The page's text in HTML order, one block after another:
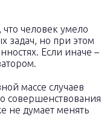
что человек умело
задач, но при этом
Если иначе –
массе случаев
совершенствования
не думает менять